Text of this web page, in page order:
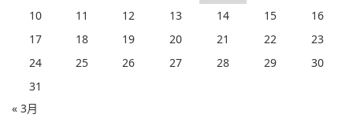
10
11 12 13 14 15
16
17
18 19 20 21 22
23
24
25 26 27 28 29
30
31
« 3月